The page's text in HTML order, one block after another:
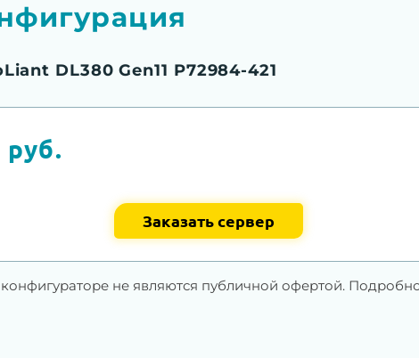
DL380 Gen11 P72984-421
руб.
Заказать сервер
не являются публичной офертой.